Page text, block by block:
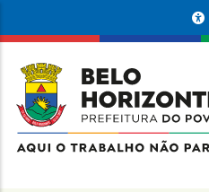
conteúdo
principal
da
Prefeitura
de